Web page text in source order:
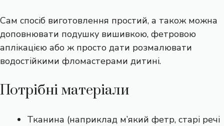
Сам спосіб виготовлення простий, а також можна
доповнювати подушку вишивкою, фетровою
аплікацією або ж просто дати розмалювати
водостійкими фломастерами дитині.
Потрібні матеріали
Тканина (наприклад м’який фетр, старі речі